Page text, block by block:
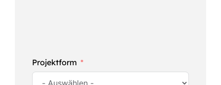
Projektform